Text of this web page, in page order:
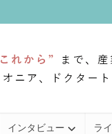
インタビュー ラ